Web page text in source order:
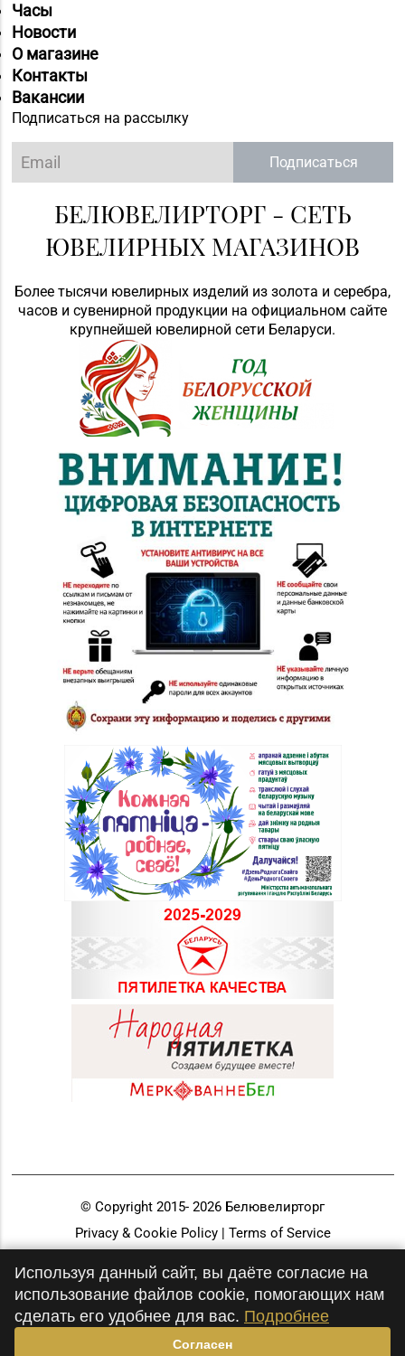
Часы
Новости
О магазине
Контакты
Вакансии
Подписаться на рассылку
Подписаться
БЕЛЮВЕЛИРТОРГ - СЕТЬ
ЮВЕЛИРНЫХ МАГАЗИНОВ
Более тысячи ювелирных изделий из золота и серебра,
часов и сувенирной продукции на официальном сайте
крупнейшей ювелирной сети Беларуси.
© Copyright 2015- 2026 Белювелирторг
Privacy & Cookie Policy | Terms of Service
Используя данный сайт, вы даёте согласие на
использование файлов cookie, помогающих нам
сделать его удобнее для вас. Подробнее
Согласен